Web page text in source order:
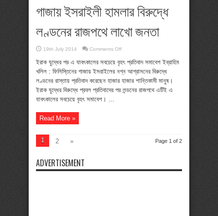
গাজায় ইসরাইলী হামলার বিরুদ্ধে
লণ্ডনের রাজপথে লাখো জনতা
19th July 2014 Comments Offon
ইসরাইলী
হামলার
বিরুদ্ধে
রাজপথে
লাখো
জনতা
ইরাক যুদ্ধের পর এ যাবৎকালের সবচেয়ে বৃহৎ প্রতিবাদ সমাবেশ ইব্রাহিম
খলিল : ফিলিস্তিনের গাজায় ইসরাইলের নগ্ন আগ্রাসনের বিরুদ্ধে
লণ্ডনের রাস্তায় প্রতিবাদ করেছেন হাজার হাজার শান্তিকামী মানুষ।
ইরাক যুদ্ধের বিরুদ্ধে প্রবল প্রতিবাদের পর লন্ডনের রাজপথে এটিই এ
যাবৎকালের সবচেয়ে বৃহৎ সমাবেশ। ...
Read More »
Page 1 of 2
1 2 »
ADVERTISEMENT